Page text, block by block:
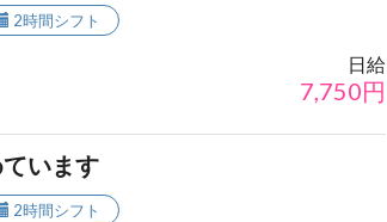
2時間シフト
日給
7,750円
います
2時間シフト